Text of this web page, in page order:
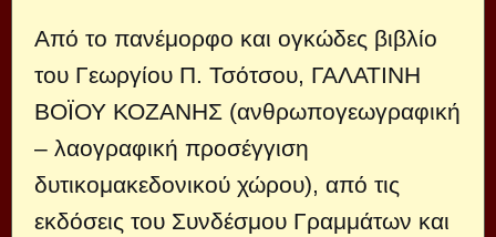
Από το πανέμορφο και ογκώδες βιβλίο
του Γεωργίου Π. Τσότσου, ΓΑΛΑΤΙΝΗ
ΒΟΪΟΥ ΚΟΖΑΝΗΣ (ανθρωπογεωγραφική
– λαογραφική προσέγγιση
δυτικομακεδονικού χώρου), από τις
εκδόσεις του Συνδέσμου Γραμμάτων και